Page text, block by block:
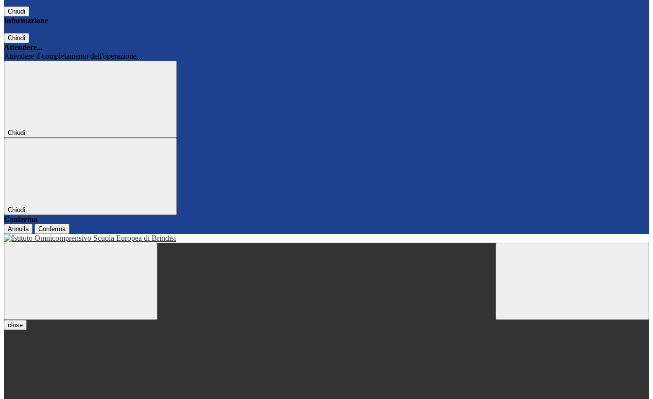
Chiudi
Informazione
Chiudi
Attendere...
Attendere il completamento dell'operazione...
Chiudi
Chiudi
Conferma
Annulla Conferma
close